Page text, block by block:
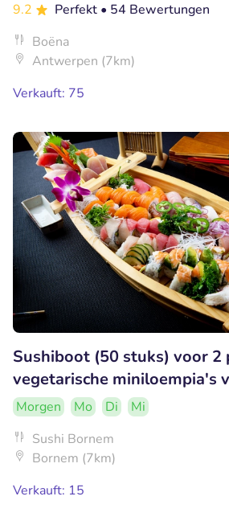
9.2
Perfekt • 54 Bewertungen
Boëna
Antwerpen (7km)
Verkauft: 75
Sushiboot (50 stuks) voor 2
vegetarische miniloempia's
Morgen Mo Di
Mi
Sushi Bornem
Bornem (7km)
Verkauft: 15